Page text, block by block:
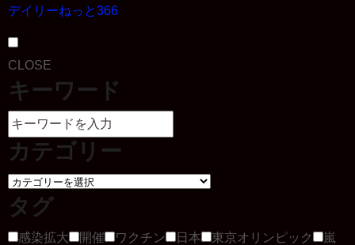
デイリーねっと366
CLOSE
キーワード
カテゴリー
タグ
感染拡大 開催 ワクチン 日本 東京オリンピック
嵐